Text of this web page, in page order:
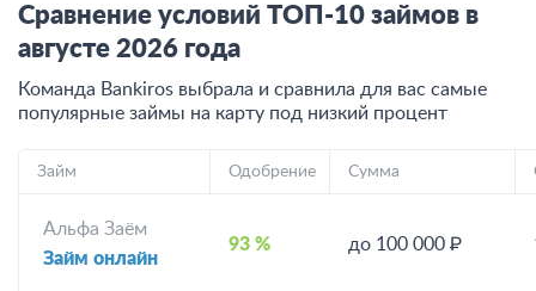
Сравнение условий ТОП-10 займов в
августе 2026 года
Команда Bankiros выбрала и сравнила для вас самые
популярные займы на карту под низкий процент
Займ Одобрение Сумма
Альфа Заём
Займ онлайн
93 % до 100 000 ₽